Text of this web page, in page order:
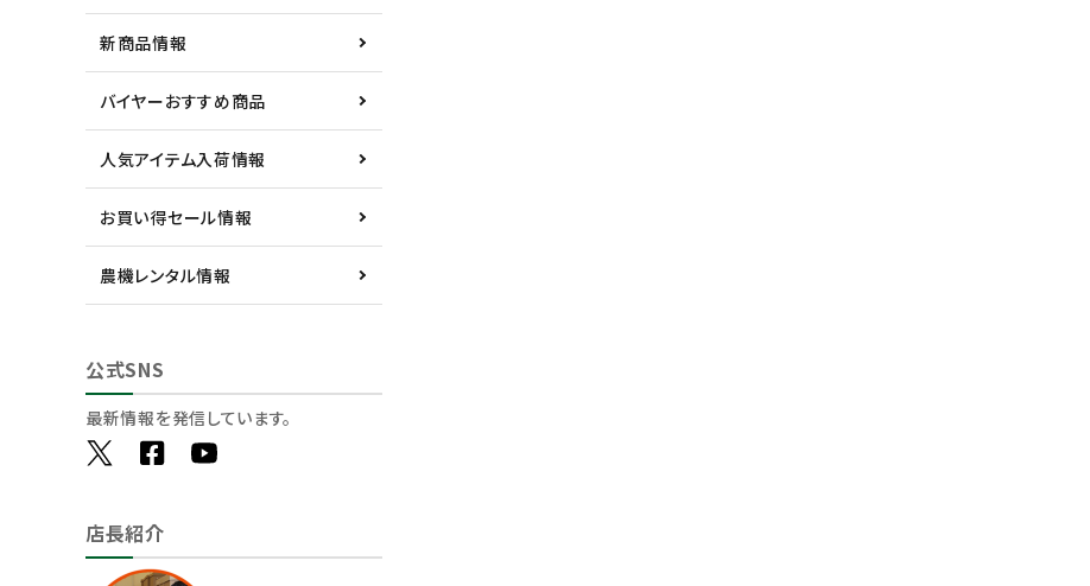
新商品情報
バイヤーおすすめ商品
人気アイテム入荷情報
お買い得セール情報
農機レンタル情報
公式SNS
最新情報を発信しています。
店長紹介